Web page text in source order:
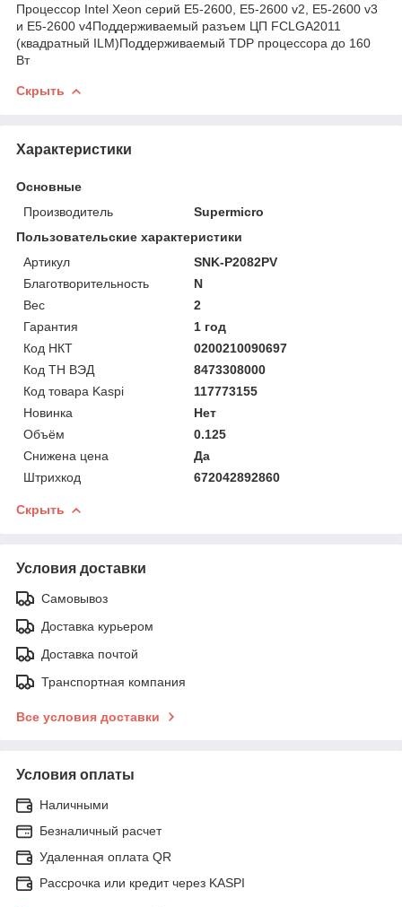
Процессор Intel Xeon серий E5-2600, E5-2600 v2, E5-2600 v3
и E5-2600 v4Поддерживаемый разъем ЦП FCLGA2011
(квадратный ILM)Поддерживаемый TDP процессора до 160
Вт
Скрыть
Характеристики
Основные
Производитель
Supermicro
Пользовательские характеристики
Артикул
SNK-P2082PV
Благотворительность
N
Вес
2
Гарантия
1 год
Код НКТ
0200210090697
Код ТН ВЭД
8473308000
Код товара Kaspi
117773155
Новинка
Нет
Объём
0.125
Снижена цена
Да
Штрихкод
672042892860
Скрыть
Условия доставки
Самовывоз
Доставка курьером
Доставка почтой
Транспортная компания
Все условия доставки
Условия оплаты
Наличными
Безналичный расчет
Удаленная оплата QR
Рассрочка или кредит через KASPI